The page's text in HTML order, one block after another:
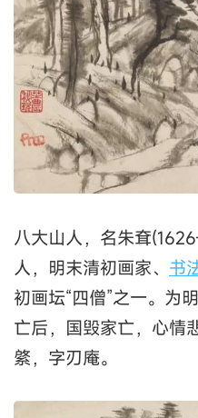
八大山人，名朱耷
人，明末清初画家、 书
初画坛“四僧”之一。为
亡后，国毁家亡，心情
綮，字刃庵。